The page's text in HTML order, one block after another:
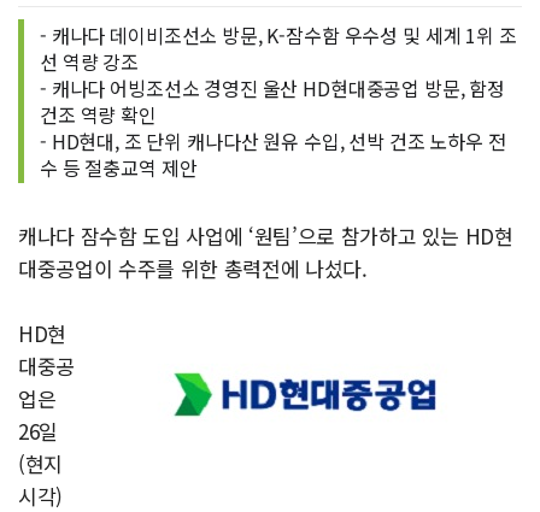
- 캐나다 데이비조선소 방문, K-잠수함 우수성 및 세계 1위 조
선 역량 강조
- 캐나다 어빙조선소 경영진 울산 HD현대중공업 방문, 함정
건조 역량 확인
- HD현대, 조 단위 캐나다산 원유 수입, 선박 건조 노하우 전
수 등 절충교역 제안
캐나다 잠수함 도입 사업에 ‘원팀’으로 참가하고 있는 HD현
대중공업이 수주를 위한 총력전에 나섰다.
HD현
대중공
업은
26일
(현지
시각)